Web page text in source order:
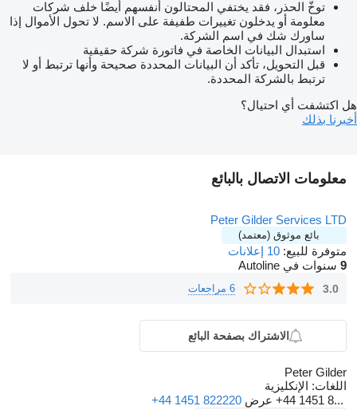
توخّ الحذر، فقد يختفي المحتالون أنفسهم أيضًا خلف شركات
معلومة أو يدخلون تغييرات طفيفة على الاسم. لا تحول الأموال إذا
ساورك شك في اسم الشركة.
استبدال البيانات الخاصة في فاتورة شركة حقيقية
قبل التحويل، تأكد أن البيانات المحددة صحيحة وأنها ترتبط أو لا
ترتبط بالشركة المحددة.
هل اكتشفت أي احتيال؟
أخبرنا بذلك
معلومات الاتصال بالبائع
Peter Gilder Services LTD
بائع موثوق (معتمد)
متوفرة للبيع: 10 إعلانات
9 سنوات في Autoline
3.0 6 مراجعات
الاشتراك بصفحة البائع
Peter Gilder
اللغات: الإنكليزية
+44 1451 8... عرض +44 1451 822220